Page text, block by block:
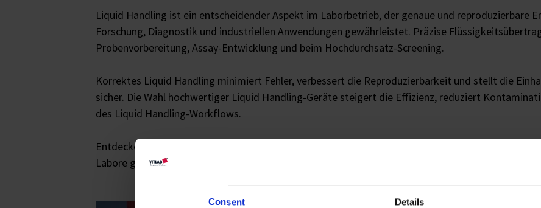
Consent Details
Liquid Handling ist ein entscheidender Aspekt im Laborbetrieb, der genaue und reproduzierbare
Forschung, Diagnostik und industriellen Anwendungen gewährleistet. Präzise
Probenvorbereitung, Assay-Entwicklung und beim Hochdurchsatz-Screening.
Korrektes Liquid Handling minimiert Fehler, verbessert die Reproduzierbarkeit und stellt die
sicher. Die Wahl hochwertiger Liquid Handling-Geräte steigert die Effizienz, reduziert
des Liquid Handling-Workflows.
Entdecken Sie unser umfangreiches Sortiment an Liquid Handling-Lösungen, die entwickelt
Labore gerecht zu werden.